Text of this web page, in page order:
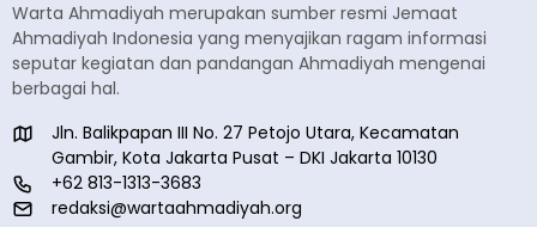
Warta Ahmadiyah merupakan sumber resmi Jemaat
Ahmadiyah Indonesia yang menyajikan ragam informasi
seputar kegiatan dan pandangan Ahmadiyah mengenai
berbagai hal.
Jln. Balikpapan III No. 27 Petojo Utara, Kecamatan
Gambir, Kota Jakarta Pusat – DKI Jakarta 10130
+62 813-1313-3683
redaksi@wartaahmadiyah.org